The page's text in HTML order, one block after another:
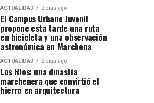
ACTUALIDAD 2 días ago
El Campus Urbano Juvenil
propone esta tarde una ruta
en bicicleta y una observación
astronómica en Marchena
ACTUALIDAD 2 días ago
Los Ríos: una dinastía
marchenera que convirtió el
hierro en arquitectura